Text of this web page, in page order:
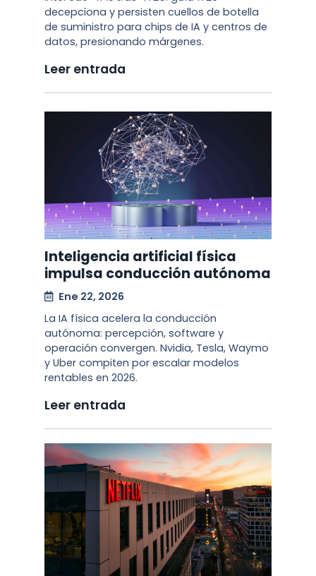
decepciona y persisten cuellos de botella
de suministro para chips de IA y centros de
datos, presionando márgenes.
Leer entrada
Inteligencia artificial física
impulsa conducción autónoma
Ene 22, 2026
La IA física acelera la conducción
autónoma: percepción, software y
operación convergen. Nvidia, Tesla, Waymo
y Uber compiten por escalar modelos
rentables en 2026.
Leer entrada